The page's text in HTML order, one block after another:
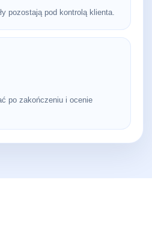
pozostają pod kontrolą klienta.
po zakończeniu i ocenie